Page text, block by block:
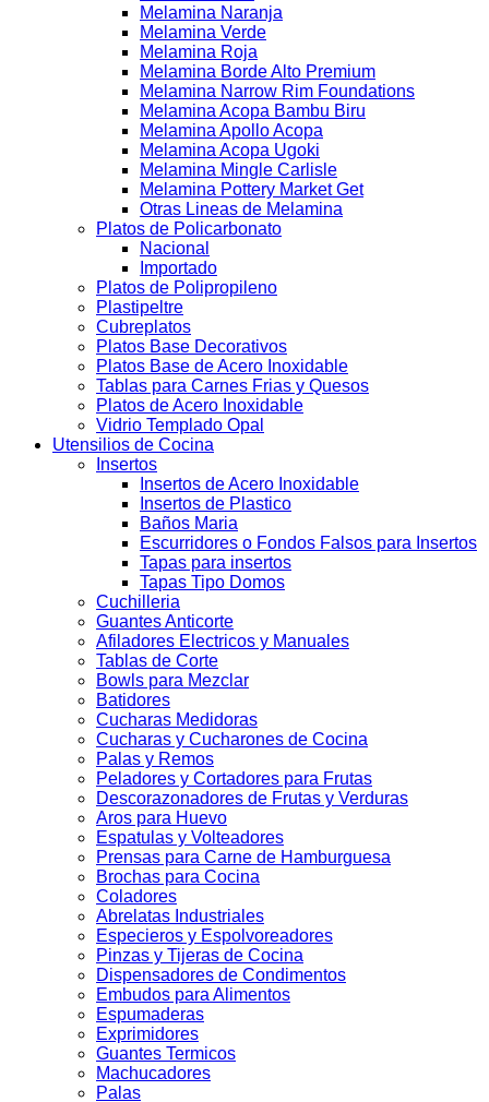
Melamina Naranja
Melamina Verde
Melamina Roja
Melamina Borde Alto Premium
Melamina Narrow Rim Foundations
Melamina Acopa Bambu Biru
Melamina Apollo Acopa
Melamina Acopa Ugoki
Melamina Mingle Carlisle
Melamina Pottery Market Get
Otras Lineas de Melamina
Platos de Policarbonato
Nacional
Importado
Platos de Polipropileno
Plastipeltre
Cubreplatos
Platos Base Decorativos
Platos Base de Acero Inoxidable
Tablas para Carnes Frias y Quesos
Platos de Acero Inoxidable
Vidrio Templado Opal
Utensilios de Cocina
Insertos
Insertos de Acero Inoxidable
Insertos de Plastico
Baños Maria
Escurridores o Fondos Falsos para Insertos
Tapas para insertos
Tapas Tipo Domos
Cuchilleria
Guantes Anticorte
Afiladores Electricos y Manuales
Tablas de Corte
Bowls para Mezclar
Batidores
Cucharas Medidoras
Cucharas y Cucharones de Cocina
Palas y Remos
Peladores y Cortadores para Frutas
Descorazonadores de Frutas y Verduras
Aros para Huevo
Espatulas y Volteadores
Prensas para Carne de Hamburguesa
Brochas para Cocina
Coladores
Abrelatas Industriales
Especieros y Espolvoreadores
Pinzas y Tijeras de Cocina
Dispensadores de Condimentos
Embudos para Alimentos
Espumaderas
Exprimidores
Guantes Termicos
Machucadores
Palas